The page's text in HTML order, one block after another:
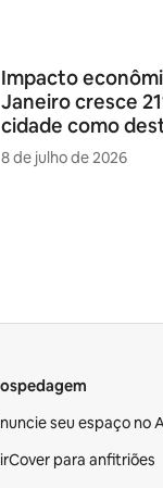
Impacto
Janeiro cresce
cidade como
8 de julho de 2026
seu espaço no
para anfitriões